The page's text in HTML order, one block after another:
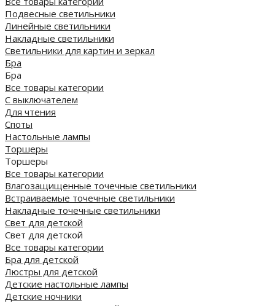
Подвесные светильники
Линейные светильники
Накладные светильники
Светильники для картин и зеркал
Бра
Бра
Все товары категории
С выключателем
Для чтения
Споты
Настольные лампы
Торшеры
Торшеры
Все товары категории
Влагозащищенные точечные светильники
Встраиваемые точечные светильники
Накладные точечные светильники
Свет для детской
Свет для детской
Все товары категории
Бра для детской
Люстры для детской
Детские настольные лампы
Детские ночники